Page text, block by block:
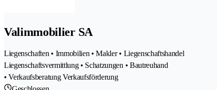
Valimmobilier SA
Liegenschaften • Immobilien • Makler • Liegenschaftshandel
Liegenschaftsvermittlung • Schatzungen • Bautreuhand
• Verkaufsberatung Verkaufsförderung